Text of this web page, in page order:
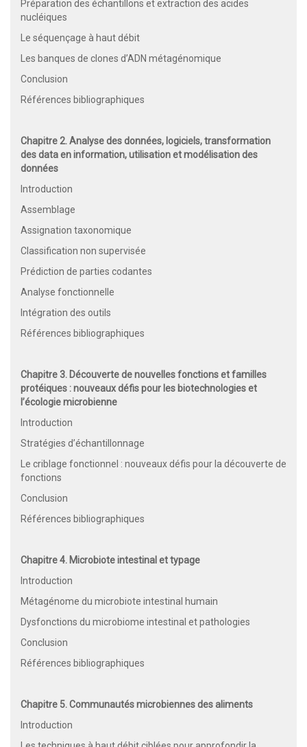
Préparation des échantillons et extraction des acides
nucléiques
Le séquençage à haut débit
Les banques de clones d’ADN métagénomique
Conclusion
Références bibliographiques
Chapitre 2. Analyse des données, logiciels, transformation
des data en information, utilisation et modélisation des
données
Introduction
Assemblage
Assignation taxonomique
Classification non supervisée
Prédiction de parties codantes
Analyse fonctionnelle
Intégration des outils
Références bibliographiques
Chapitre 3. Découverte de nouvelles fonctions et familles
protéiques : nouveaux défis pour les biotechnologies et
l’écologie microbienne
Introduction
Stratégies d’échantillonnage
Le criblage fonctionnel : nouveaux défis pour la découverte de
fonctions
Conclusion
Références bibliographiques
Chapitre 4. Microbiote intestinal et typage
Introduction
Métagénome du microbiote intestinal humain
Dysfonctions du microbiome intestinal et pathologies
Conclusion
Références bibliographiques
Chapitre 5. Communautés microbiennes des aliments
Introduction